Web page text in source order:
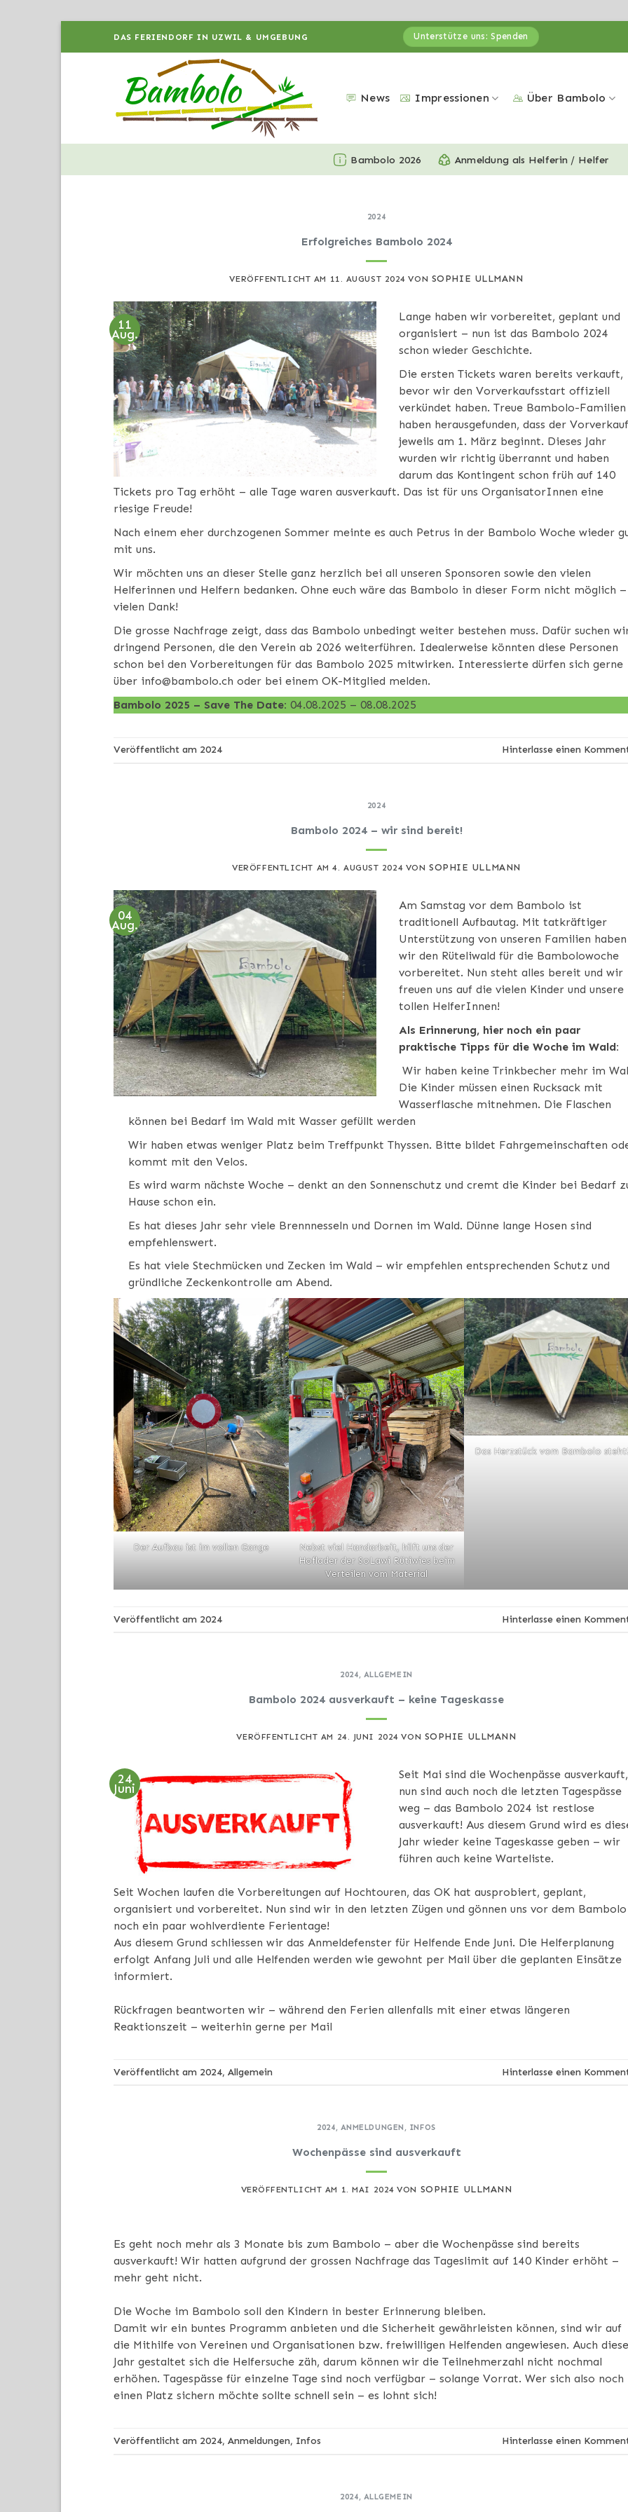
DAS FERIENDORF IN UZWIL & UMGEBUNG Unterstütze uns: Spenden
News Impressionen Über Bambolo
Bambolo 2026 Anmeldung als Helferin / Helfer
2024
Erfolgreiches Bambolo 2024
VERÖFFENTLICHT AM 11. AUGUST 2024 VON SOPHIE ULLMANN
11
Aug.
Lange haben wir vorbereitet, geplant und
organisiert – nun ist das Bambolo 2024
schon wieder Geschichte.
Die ersten Tickets waren bereits verkauft,
bevor wir den Vorverkaufsstart offiziell
verkündet haben. Treue Bambolo-Familien
haben herausgefunden, dass der Vorverkauf
jeweils am 1. März beginnt. Dieses Jahr
wurden wir richtig überrannt und haben
darum das Kontingent schon früh auf 140
Tickets pro Tag erhöht – alle Tage waren ausverkauft. Das ist für uns OrganisatorInnen eine
riesige Freude!
Nach einem eher durchzogenen Sommer meinte es auch Petrus in der Bambolo Woche wieder
mit uns.
Wir möchten uns an dieser Stelle ganz herzlich bei all unseren Sponsoren sowie den vielen
Helferinnen und Helfern bedanken. Ohne euch wäre das Bambolo in dieser Form nicht möglich –
vielen Dank!
Die grosse Nachfrage zeigt, dass das Bambolo unbedingt weiter bestehen muss. Dafür suchen
dringend Personen, die den Verein ab 2026 weiterführen. Idealerweise könnten diese Personen
schon bei den Vorbereitungen für das Bambolo 2025 mitwirken. Interessierte dürfen sich gerne
über info@bambolo.ch oder bei einem OK-Mitglied melden.
Bambolo 2025 – Save The Date: 04.08.2025 – 08.08.2025
Veröffentlicht am 2024 Hinterlasse einen
2024
Bambolo 2024 – wir sind bereit!
VERÖFFENTLICHT AM4. AUGUST 2024 VON SOPHIE ULLMANN
04
Aug.
Am Samstag vor dem Bambolo ist
traditionell Aufbautag. Mit tatkräftiger
Unterstützung von unseren Familien haben
wir den Rüteliwald für die Bambolowoche
vorbereitet. Nun steht alles bereit und wir
freuen uns auf die vielen Kinder und unsere
tollen HelferInnen!
Als Erinnerung, hier noch ein paar
praktische Tipps für die Woche im Wald:
Wir haben keine Trinkbecher mehr im
Die Kinder müssen einen Rucksack mit
Wasserflasche mitnehmen. Die Flaschen
können bei Bedarf im Wald mit Wasser gefüllt werden
Wir haben etwas weniger Platz beim Treffpunkt Thyssen. Bitte bildet Fahrgemeinschaften
kommt mit den Velos.
Es wird warm nächste Woche – denkt an den Sonnenschutz und cremt die Kinder bei Bedarf
Hause schon ein.
Es hat dieses Jahr sehr viele Brennnesseln und Dornen im Wald. Dünne lange Hosen sind
empfehlenswert.
Es hat viele Stechmücken und Zecken im Wald – wir empfehlen entsprechenden Schutz und
gründliche Zeckenkontrolle am Abend.
Der Aufbau ist im vollen Gange
Nebst viel Handarbeit, hilft uns der
Hoflader der SoLawi Rütiwies beim
Verteilen vom Material
Das Herzstück vom Bambolo
Veröffentlicht am 2024 Hinterlasse einen
2024, ALLGEMEIN
Bambolo 2024 ausverkauft – keine Tageskasse
VERÖFFENTLICHT AM 24. JUNI 2024 VON SOPHIE ULLMANN
24
Juni
Seit Mai sind die Wochenpässe ausverkauft,
nun sind auch noch die letzten Tagespässe
weg – das Bambolo 2024 ist restlose
ausverkauft! Aus diesem Grund wird es
Jahr wieder keine Tageskasse geben – wir
führen auch keine Warteliste.
Seit Wochen laufen die Vorbereitungen auf Hochtouren, das OK hat ausprobiert, geplant,
organisiert und vorbereitet. Nun sind wir in den letzten Zügen und gönnen uns vor dem Bambolo
noch ein paar wohlverdiente Ferientage!
Aus diesem Grund schliessen wir das Anmeldefenster für Helfende Ende Juni. Die Helferplanung
erfolgt Anfang Juli und alle Helfenden werden wie gewohnt per Mail über die geplanten Einsätze
informiert.
Rückfragen beantworten wir – während den Ferien allenfalls mit einer etwas längeren
Reaktionszeit – weiterhin gerne per Mail
Veröffentlicht am 2024, Allgemein Hinterlasse einen
2024, ANMELDUNGEN , INFOS
Wochenpässe sind ausverkauft
VERÖFFENTLICHT AM 1. MAI 2024 VON SOPHIE ULLMANN
Es geht noch mehr als 3 Monate bis zum Bambolo – aber die Wochenpässe sind bereits
ausverkauft! Wir hatten aufgrund der grossen Nachfrage das Tageslimit auf 140 Kinder erhöht –
mehr geht nicht.
Die Woche im Bambolo soll den Kindern in bester Erinnerung bleiben.
Damit wir ein buntes Programm anbieten und die Sicherheit gewährleisten können, sind wir auf
die Mithilfe von Vereinen und Organisationen bzw. freiwilligen Helfenden angewiesen. Auch
Jahr gestaltet sich die Helfersuche zäh, darum können wir die Teilnehmerzahl nicht nochmal
erhöhen. Tagespässe für einzelne Tage sind noch verfügbar – solange Vorrat. Wer sich also noch
einen Platz sichern möchte sollte schnell sein – es lohnt sich!
Veröffentlicht am 2024, Anmeldungen, Infos Hinterlasse einen
2024 ALLGEMEIN